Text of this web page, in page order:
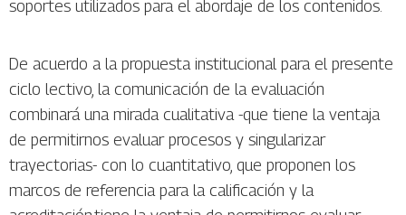
soportes utilizados para el abordaje de los contenidos.
De acuerdo a la propuesta institucional para el presente
ciclo lectivo, la comunicación de la evaluación
combinará una mirada cualitativa -que tiene la ventaja
de permitirnos evaluar procesos y singularizar
trayectorias- con lo cuantitativo, que proponen los
marcos de referencia para la calificación y la